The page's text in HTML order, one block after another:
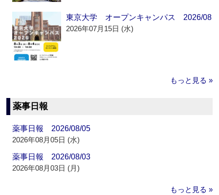
東京大学 オープンキャンパス 2026/08
2026年07月15日 (水)
もっと見る »
薬事日報
薬事日報 2026/08/05
2026年08月05日 (水)
薬事日報 2026/08/03
2026年08月03日 (月)
もっと見る »